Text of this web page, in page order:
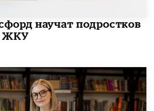
научат подростков
ЖКУ